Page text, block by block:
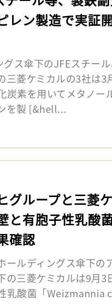
レン製造で実証
ス傘下のJFEスチー
三菱ケミカルの3社は
炭素を用いてメタノー
を製 [&hell...
グループと三菱
と有胞子性乳酸
確認
ールディングス傘下の
の三菱ケミカルは9月
乳酸菌「Weizmannia